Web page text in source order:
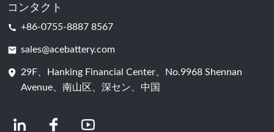
データセンターおよびサーバー室
バッテリーセル
ニュース
コンタクト
+86-0755-8887 8567
sales@acebattery.com
29F、Hanking Financial Center、No.9968 Shennan
Avenue、南山区、深セン、中国